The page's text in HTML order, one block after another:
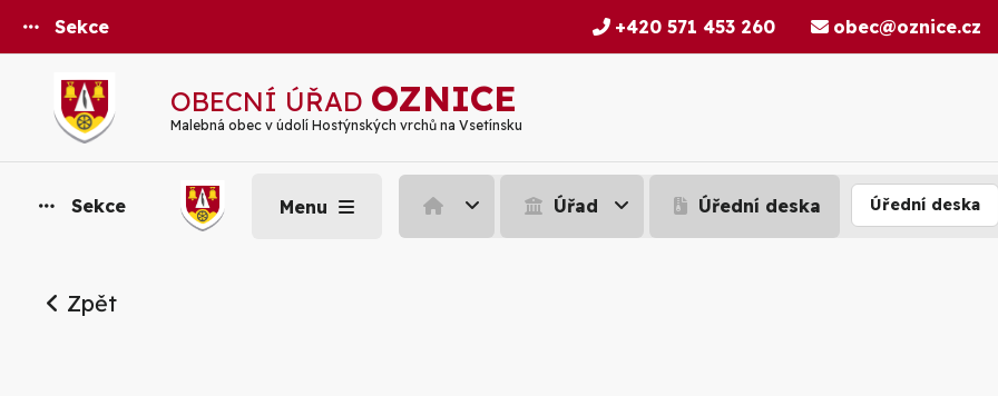
Sekce +420 571 453 260 obec@oznice.cz
OBECNÍ ÚŘAD OZNICE
Malebná obec v údolí Hostýnských vrchů na Vsetínsku
Sekce Menu Úřad Úřední deska Úřední deska
Zpět